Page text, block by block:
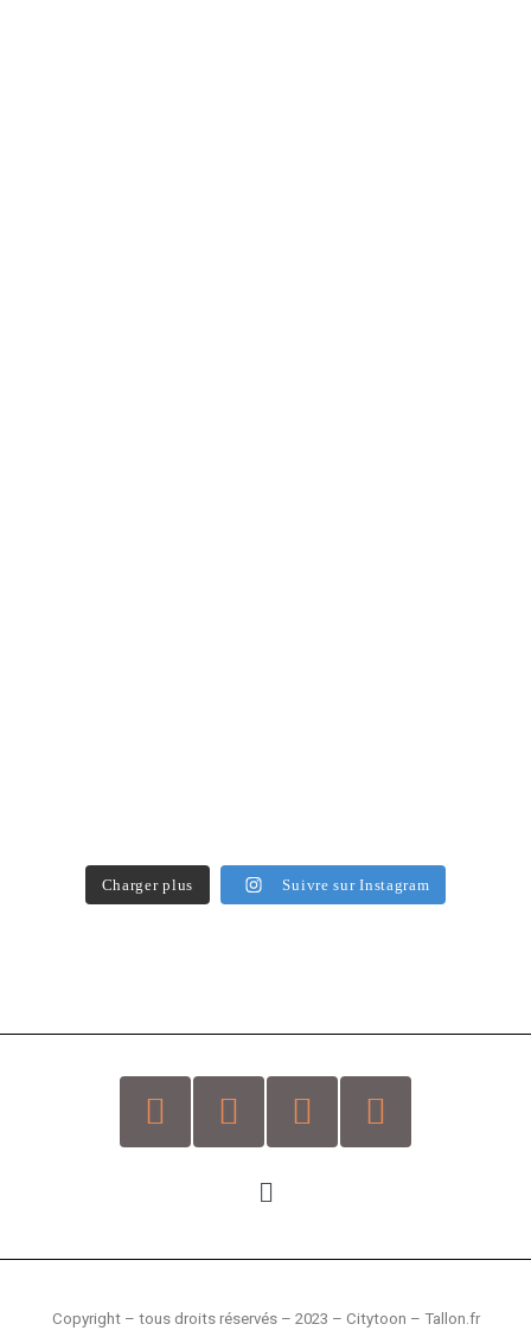
Charger plus Suivre sur Instagram
Copyright – tous droits réservés – 2023 – Citytoon – Tallon.fr